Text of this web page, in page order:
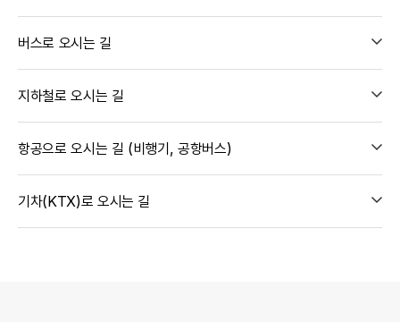
버스로 오시는 길
지하철로 오시는 길
항공으로 오시는 길 (비행기, 공항버스)
기차(KTX)로 오시는 길